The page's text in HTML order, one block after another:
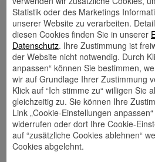
Links
Kontakt
speichern
Walletkarte
hinzufügen
Website
🎊 Haspa-
Statistik oder des Marketings
unserer Website zu verarbeiten.
diesen Cookies finden Sie in unserer
Datenschutz. Ihre Zustimmung ist
der Website nicht notwendig. Durch
anpassen“ können Sie bestimmen,
wir auf Grundlage Ihrer Zustimmung
Klick auf “Ich stimme zu“ willigen Sie
gleichzeitig zu. Sie können Ihre
Link „Cookie-Einstellungen
widerrufen oder dort Ihre Cookie-
auf “zusätzliche Cookies ablehnen“
Cookies abgelehnt.